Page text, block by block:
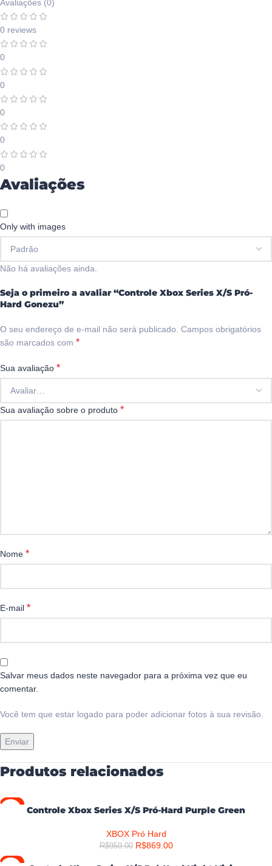
Avaliações (0)
0 reviews
0
0
0
0
0
Avaliações
Only with images
Não há avaliações ainda.
Seja o primeiro a avaliar “Controle Xbox Series X/S Pró-
Hard Gonezu”
O seu endereço de e-mail não será publicado. Campos obrigatórios
são marcados com *
Sua avaliação *
Sua avaliação sobre o produto *
Nome *
E-mail *
Salvar meus dados neste navegador para a próxima vez que eu
comentar.
Você tem que estar logado para poder adicionar fotos à sua revisão.
Produtos relacionados
-9%
Controle Xbox Series X/S Pró-Hard Purple Green
XBOX Pró Hard
R$959.00 R$869.00
-9%